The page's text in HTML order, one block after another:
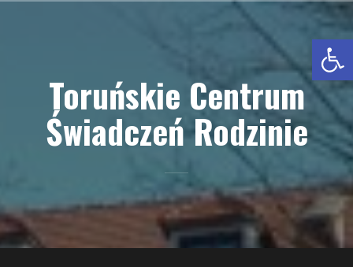
Otwórz pasek narzędzi
Toruńskie Centrum
Świadczeń Rodzinie